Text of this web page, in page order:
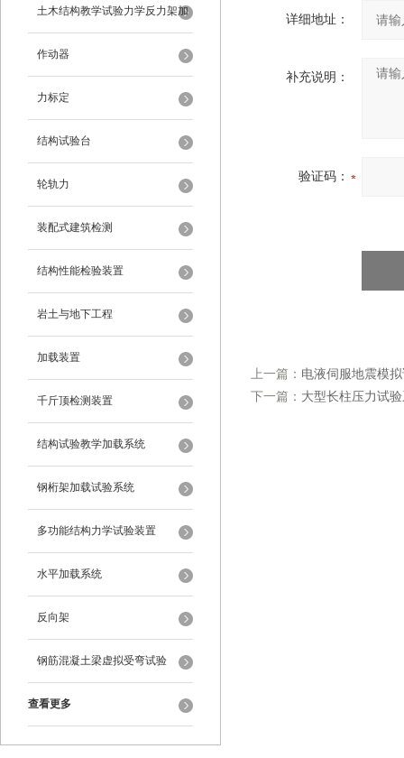
架
土木结构教学试验力学反力架加
载装置
作动器
力标定
结构试验台
轮轨力
装配式建筑检测
结构性能检验装置
岩土与地下工程
加载装置
千斤顶检测装置
结构试验教学加载系统
钢桁架加载试验系统
多功能结构力学试验装置
水平加载系统
反向架
钢筋混凝土梁虚拟受弯试验
查看更多
详细地址：
补充说明：
验证码：
上一篇： 电液伺服地震模
下一篇： 大型长柱压力试